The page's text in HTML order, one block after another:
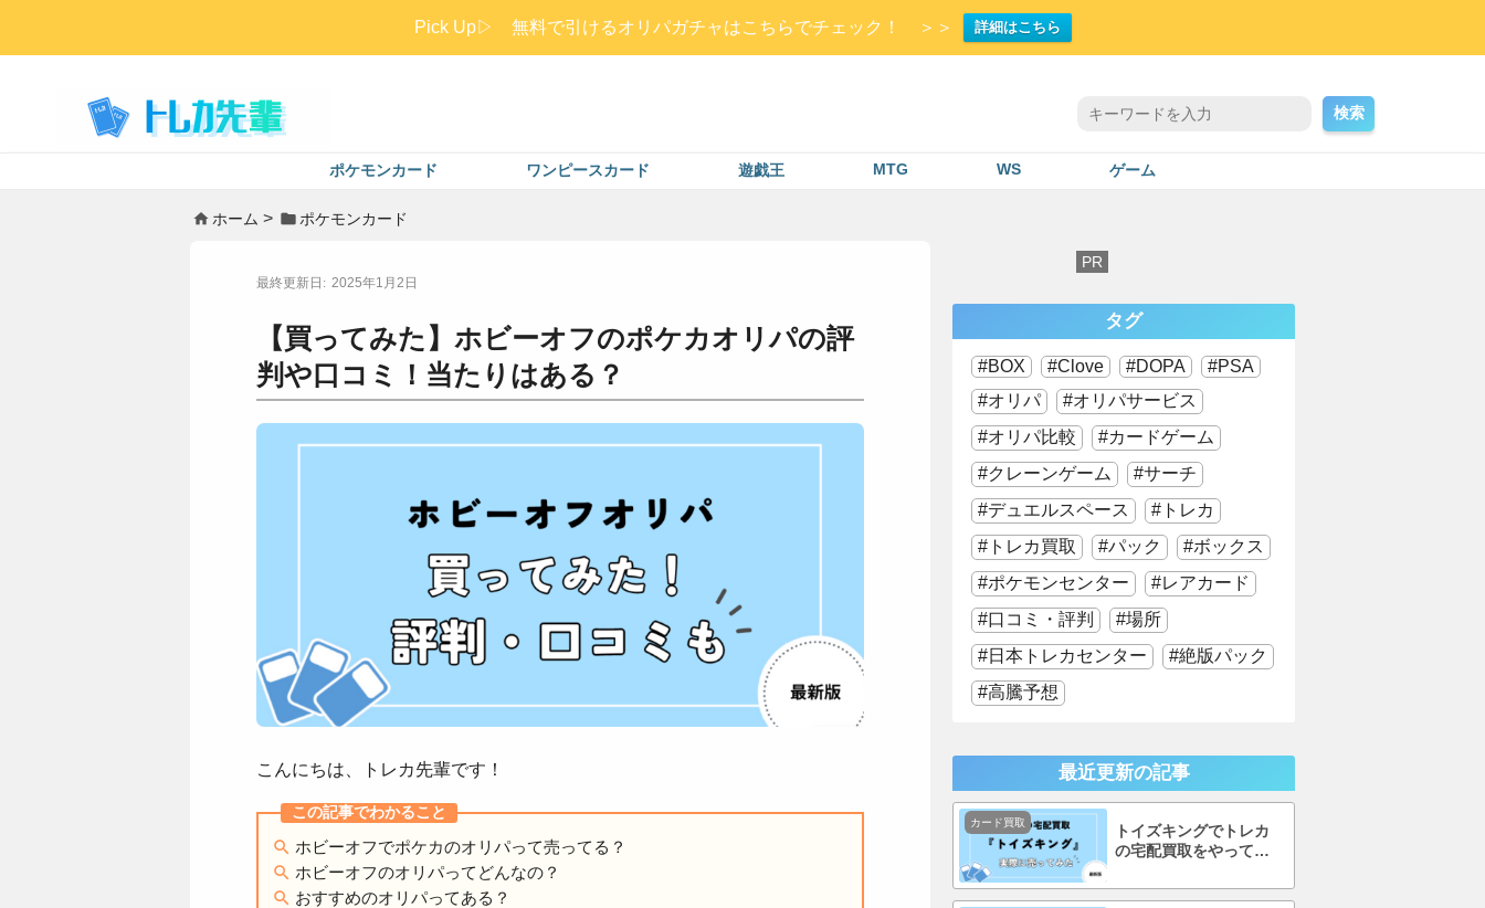
Pick Up▷ 無料で引けるオリパガチャはこちらでチェック！ ＞＞ 詳細はこちら
検索
ポケモンカード ワンピースカード 遊戯王 MTG WS ゲーム
ホーム ポケモンカード
2025年1月2日
【買ってみた】ホビーオフのポケカオリパの評
判や口コミ！当たりはある？
こんにちは、トレカ先輩です！
ホビーオフでポケカのオリパって売ってる？
ホビーオフのオリパってどんなの？
おすすめのオリパってある？
タグ
BOX Clove DOPA
PSA
オリパ
オリパサービス
オリパ比較
カードゲーム
クレーンゲーム
サーチ
デュエルスペース
トレカ
トレカ買取
パック
ボックス
ポケモンセンター
レアカード
口コミ・評判
場所
日本トレカセンター
絶版パック
高騰予想
最近更新の記事
トイズキングでトレカ
の宅配買取をやってみ
徹底調査！
カード買取